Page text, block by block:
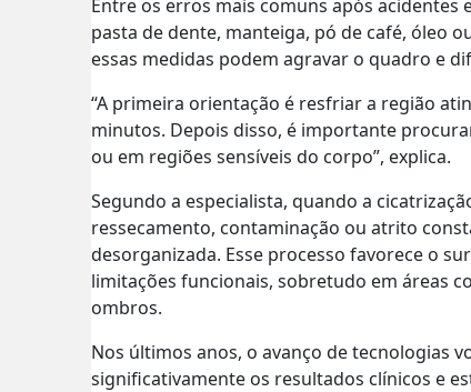
Entre os erros mais comuns após
pasta de dente, manteiga, pó de café, óleo
essas medidas podem agravar o quadro e
“A primeira orientação é resfriar a região
minutos. Depois disso, é importante
ou em regiões sensíveis do corpo”, explica.
Segundo a especialista, quando a
ressecamento, contaminação ou atrito
desorganizada. Esse processo favorece o
limitações funcionais, sobretudo em áreas
ombros.
Nos últimos anos, o avanço de tecnologias
significativamente os resultados clínicos e